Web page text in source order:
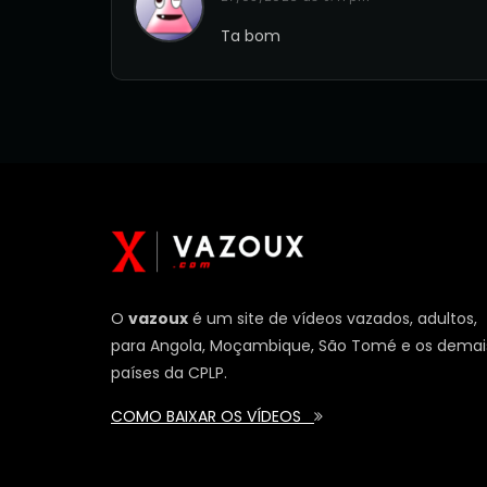
Ta bom
O vazoux é um site de vídeos vazados, adultos,
para Angola, Moçambique, São Tomé e os
países da CPLP.
COMO BAIXAR OS VÍDEOS